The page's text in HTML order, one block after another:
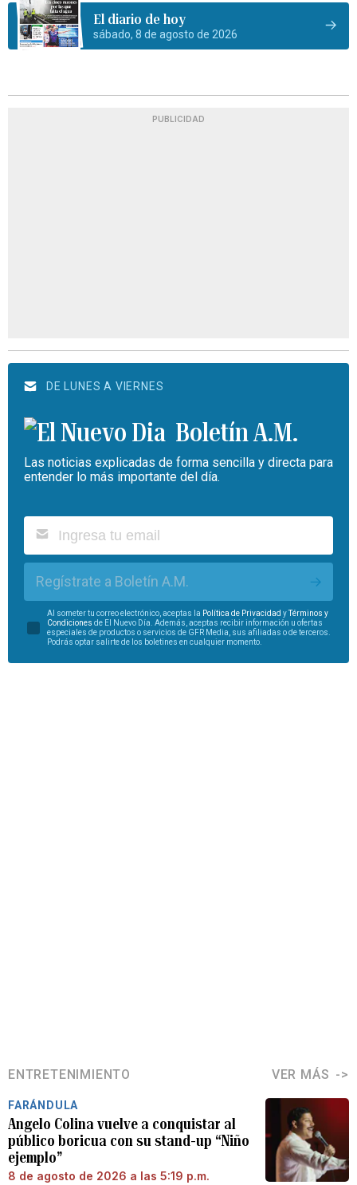
El diario de hoy
sábado, 8 de agosto de 2026
PUBLICIDAD
DE LUNES A VIERNES
Boletín A.M.
Las noticias explicadas de forma sencilla y directa para
entender lo más importante del día.
Regístrate a Boletín A.M.
Al someter tu correo electrónico, aceptas la Política de Privacidad y
Términos y
Condiciones de El Nuevo Día. Además, aceptas recibir información u ofertas
especiales de productos o servicios de GFR Media, sus afiliadas o de terceros.
Podrás optar salirte de los boletines en cualquier momento.
ENTRETENIMIENTO VER MÁS
FARÁNDULA
Angelo Colina vuelve a conquistar al
público boricua con su stand-up “Niño
ejemplo”
8 de agosto de 2026 a las 5:19 p.m.